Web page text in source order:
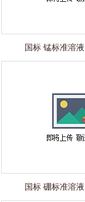
国标 锰标准溶
国标 硼标准溶